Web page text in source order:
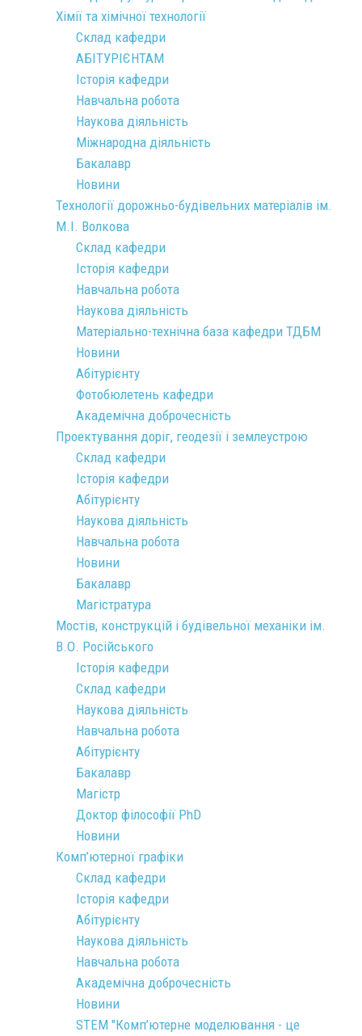
Хімії та хімічної технології
Склад кафедри
АБІТУРІЄНТАМ
Історія кафедри
Навчальна робота
Наукова діяльність
Міжнародна діяльність
Бакалавр
Новини
Технології дорожньо-будівельних матеріалів ім.
М.І. Волкова
Склад кафедри
Історія кафедри
Навчальна робота
Наукова діяльність
Матеріально-технічна база кафедри ТДБМ
Новини
Абітурієнту
Фотобюлетень кафедри
Академічна доброчесність
Проектування доріг, геодезії і землеустрою
Склад кафедри
Історія кафедри
Абітурієнту
Наукова діяльність
Навчальна робота
Новини
Бакалавр
Магістратура
Мостів, конструкцій і будівельної механіки ім.
В.О. Російського
Історія кафедри
Склад кафедри
Наукова діяльність
Навчальна робота
Абітурієнту
Бакалавр
Магістр
Доктор філософії PhD
Новини
Комп’ютерної графіки
Склад кафедри
Історія кафедри
Абітурієнту
Наукова діяльність
Навчальна робота
Академічна доброчесність
Новини
STEM "Комп’ютерне моделювання - це